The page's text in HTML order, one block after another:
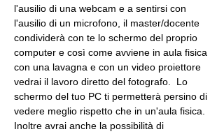
l'ausilio di una webcam e a sentirsi con
l'ausilio di un microfono, il master/docente
condividerà con te lo schermo del proprio
computer e così come avviene in aula fisica
con una lavagna e con un video proiettore
vedrai il lavoro diretto del fotografo.  Lo
schermo del tuo PC ti permetterà persino di
vedere meglio rispetto che in un'aula fisica.
Inoltre avrai anche la possibilità di